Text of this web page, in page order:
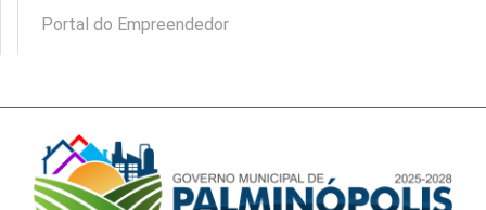
Portal do Empreendedor